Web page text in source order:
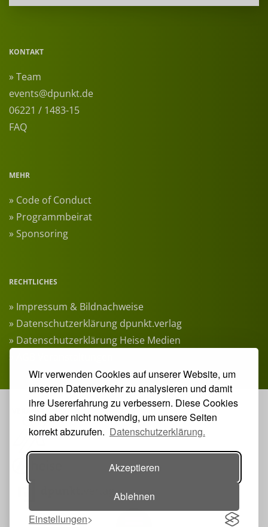
Wir verwenden Cookies auf unserer Website, um
unseren Datenverkehr zu analysieren und damit
ihre Usererfahrung zu verbessern. Diese Cookies
sind aber nicht notwendig, um unsere Seiten
korrekt abzurufen. Datenschutzerklärung.
Akzeptieren
Ablehnen
Einstellungen
KONTAKT
» Team
events@dpunkt.de
06221 / 1483-15
FAQ
MEHR
» Code of Conduct
» Programmbeirat
» Sponsoring
RECHTLICHES
» Impressum & Bildnachweise
» Datenschutzerklärung dpunkt.verlag
» Datenschutzerklärung Heise Medien
» AGB Veranstaltungen